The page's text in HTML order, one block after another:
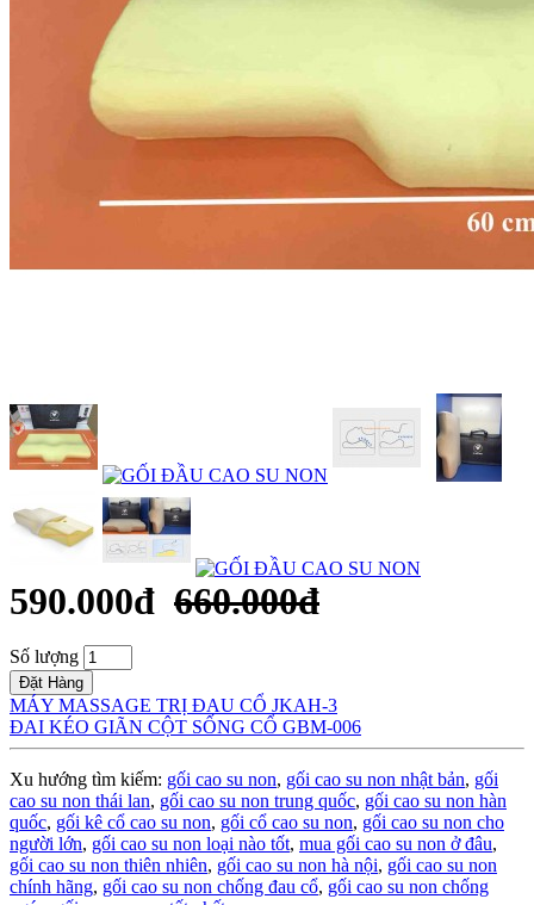
590.000đ 660.000đ
Số lượng
Đặt Hàng
MÁY MASSAGE TRỊ ĐAU CỔ JKAH-3
ĐAI KÉO GIÃN CỘT SỐNG CỔ GBM-006
Xu hướng tìm kiếm: gối cao su non, gối cao su non nhật bản, gối
cao su non thái lan, gối cao su non trung quốc, gối cao su non hàn
quốc, gối kê cổ cao su non, gối cổ cao su non, gối cao su non cho
người lớn, gối cao su non loại nào tốt, mua gối cao su non ở đâu,
gối cao su non thiên nhiên, gối cao su non hà nội, gối cao su non
chính hãng, gối cao su non chống đau cổ, gối cao su non chống